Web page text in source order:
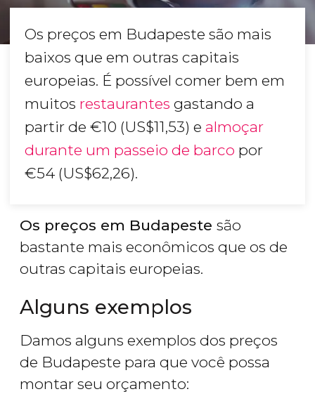
Os preços em Budapeste são mais
baixos que em outras capitais
europeias. É possível comer bem em
muitos restaurantes gastando a
partir de €10 (US$11,53) e almoçar
durante um passeio de barco por
€54 (US$62,26).
Os preços em Budapeste são
bastante mais econômicos que os de
outras capitais europeias.
Alguns exemplos
Damos alguns exemplos dos preços
de Budapeste para que você possa
montar seu orçamento: